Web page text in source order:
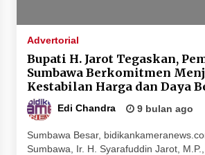
4 minggu ago
Wabup Ansori Apresiasi Rekomendasi dan
Pandangan Fraksi – Fraksi DPRD Sumbawa
4 minggu ago
Bupati Sumbawa Lepas 487 Atlet dari
Cabor yang Akan Berjuang pada PORPROV
Advertorial
Bupati H. Jarot Tegaskan,
Sumbawa Berkomitmen
Kestabilan Harga dan Daya
Masyarakat
Edi Chandra 9 bulan ago
Sumbawa Besar,
Sumbawa, Ir. H. Syarafuddin Jarot,